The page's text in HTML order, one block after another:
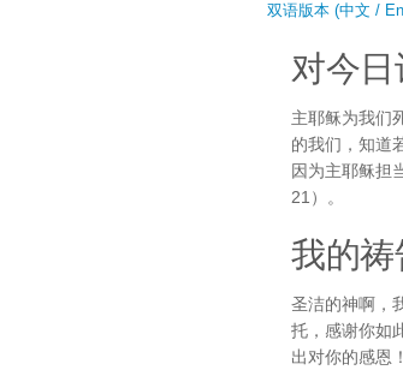
双语版本 (中文 /
对今
主耶稣为我们
的我们，知道
因为主耶稣担
21）。
我的祷
圣洁的神啊，
托，感谢你如
出对你的感恩